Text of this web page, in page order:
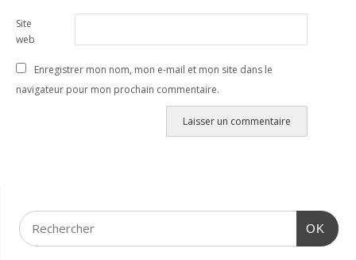
Site
web
Enregistrer mon nom, mon e-mail et mon site dans le
navigateur pour mon prochain commentaire.
OK